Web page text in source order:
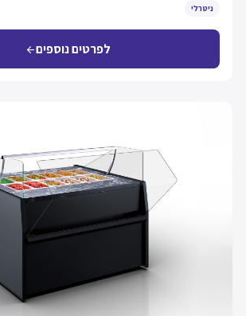
ניטרלי
לפרטים נוספיםarrow_back